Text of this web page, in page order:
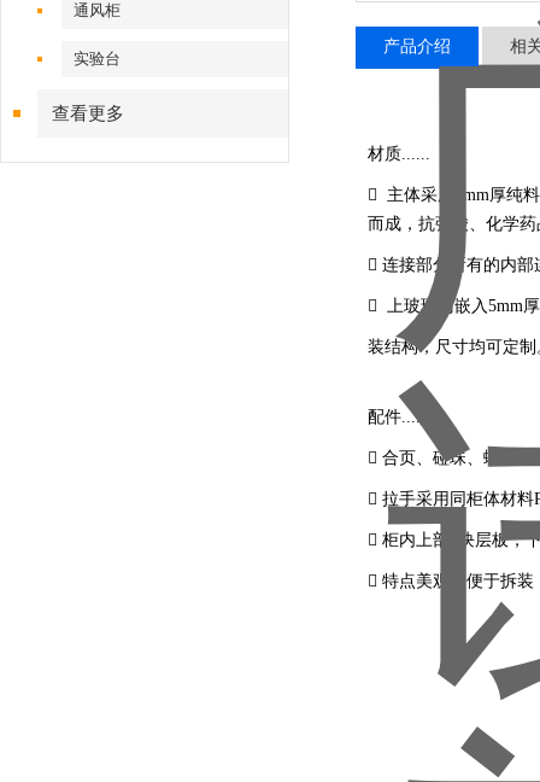
通风柜
实验台
查看更多
产品介绍 相
材质......
 主体采用8mm厚纯
而成，抗强酸、化学
 连接部分所有的内
 上玻璃门嵌入5mm
装结构，尺寸均可定制
配件......
 合页、碰珠、螺丝均
 拉手采用同柜体材料
 柜内上部2块层板，
 特点美观，便于拆